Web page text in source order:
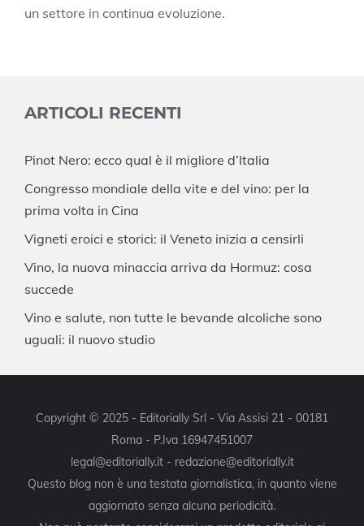
un settore in continua evoluzione.
ARTICOLI RECENTI
Pinot Nero: ecco qual è il migliore d’Italia
Congresso mondiale della vite e del vino: per la
prima volta in Cina
Vigneti eroici e storici: il Veneto inizia a censirli
Vino, la nuova minaccia arriva da Hormuz: cosa
succede
Vino e salute, non tutte le bevande alcoliche sono
uguali: il nuovo studio
Copyright © 2025 - Editorially Srl - Via Assisi 21 - 00181
Roma - P.Iva 16947451007
legal@editorially.it - redazione@editorially.it
Questo blog non è una testata giornalistica, in quanto viene
aggiornato senza alcuna periodicità.